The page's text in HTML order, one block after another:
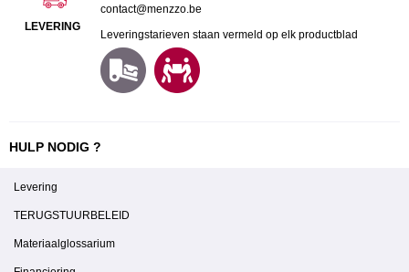
LEVERING
contact@menzzo.be
Leveringstarieven staan vermeld op elk productblad
HULP NODIG ?
Levering
TERUGSTUURBELEID
Materiaalglossarium